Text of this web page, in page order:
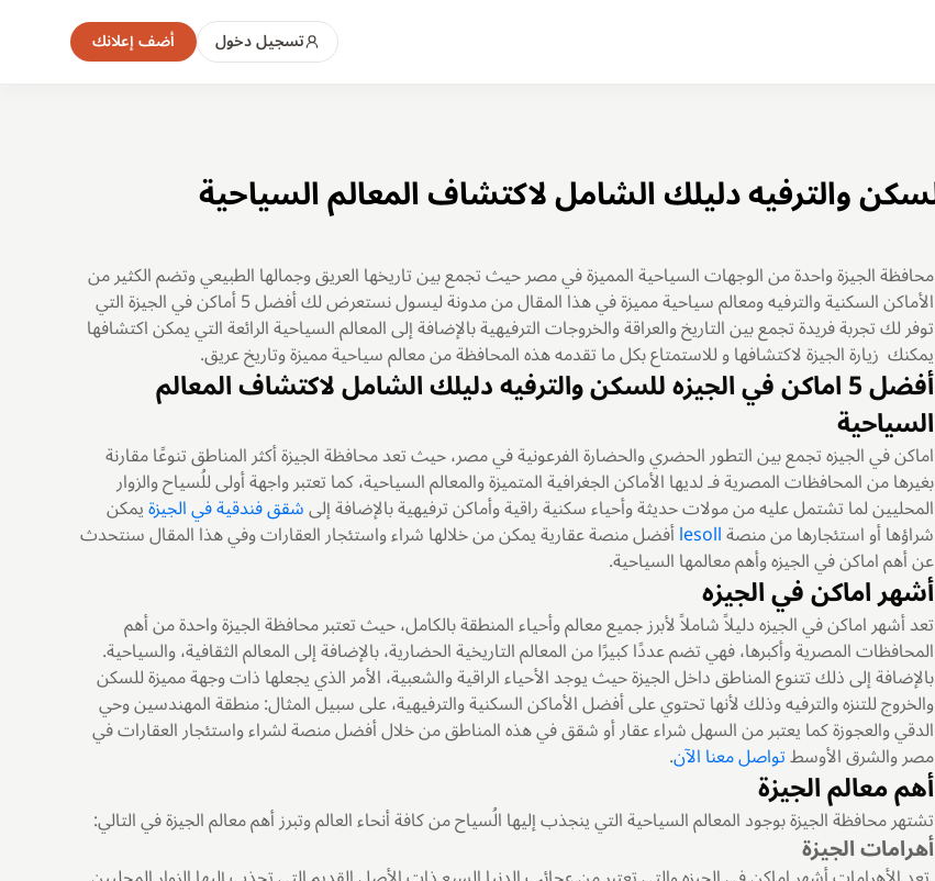
تسجيل دخول أضف إعلانك
محافظة الجيزة واحدة من الوجهات السياحية المميزة في مصر حيث تجمع بين تاريخها العريق وجمالها الطبيعي وتضم الكثير من
الأماكن السكنية والترفيه ومعالم سياحية مميزة في هذا المقال من مدونة ليسول نستعرض لك أفضل 5 أماكن في الجيزة التي
توفر لك تجربة فريدة تجمع بين التاريخ والعراقة والخروجات الترفيهية بالإضافة إلى المعالم السياحية الرائعة التي يمكن اكتشافها
يمكنك زيارة الجيزة لاكتشافها و للاستمتاع بكل ما تقدمه هذه المحافظة من معالم سياحية مميزة وتاريخ عريق.
أفضل 5 اماكن في الجيزه للسكن والترفيه دليلك الشامل لاكتشاف المعالم
السياحية
اماكن في الجيزه تجمع بين التطور الحضري والحضارة الفرعونية في مصر، حيث تعد محافظة الجيزة أكثر المناطق تنوعًا مقارنة
بغيرها من المحافظات المصرية فـ لديها الأماكن الجغرافية المتميزة والمعالم السياحية، كما تعتبر واجهة أولى للُسياح والزوار
المحليين لما تشتمل عليه من مولات حديثة وأحياء سكنية راقية وأماكن ترفيهية بالإضافة إلىشقق فندقية في الجيزةيمكن
شراؤها أو استئجارها من منصةlesollأفضل منصة عقارية يمكن من خلالها شراء واستئجار العقارات وفي هذا المقال سنتحدث
عن أهم اماكن في الجيزه وأهم معالمها السياحية.
أشهر اماكن في الجيزه
تعد أشهر اماكن في الجيزه دليلاً شاملاً لأبرز جميع معالم وأحياء المنطقة بالكامل، حيث تعتبر محافظة الجيزة واحدة من أهم
المحافظات المصرية وأكبرها، فهي تضم عددًا كبيرًا من المعالم التاريخية الحضارية، بالإضافة إلى المعالم الثقافية، والسياحية.
بالإضافة إلى ذلك تتنوع المناطق داخل الجيزة حيث يوجد الأحياء الراقية والشعبية، الأمر الذي يجعلها ذات وجهة مميزة للسكن
والخروج للتنزه والترفيه وذلك لأنها تحتوي على أفضل الأماكن السكنية والترفيهية، على سبيل المثال: منطقة المهندسين وحي
الدقي والعجوزة كما يعتبر من السهل شراء عقار أو شقق في هذه المناطق من خلال أفضل منصة لشراء واستئجار العقارات في
مصر والشرق الأوسطتواصل معنا الآن.
أهم معالم الجيزة
تشتهر محافظة الجيزة بوجود المعالم السياحية التي ينجذب إليها الُسياح من كافة أنحاء العالم وتبرز أهم معالم الجيزة في التالي:
أهرامات الجيزة